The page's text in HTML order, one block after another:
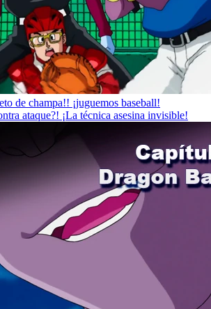
de champa!! ¡juguemos baseball!
ataque?! ¡La técnica asesina invisible!